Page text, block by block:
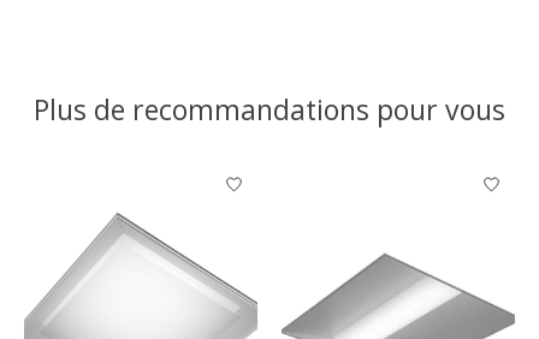
Plus de recommandations pour vous
Articles du carrousel de produits